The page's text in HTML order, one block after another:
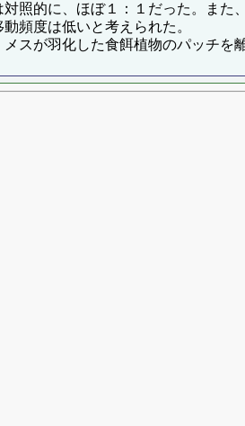
照的に、ほぼ１：１だった。ま
頻度は低いと考えられた。
スが羽化した食餌植物のパッチを